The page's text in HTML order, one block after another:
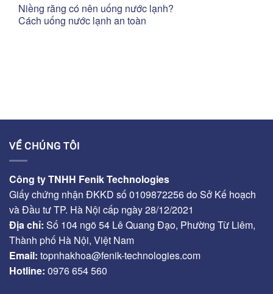
Niềng răng có nên uống nước lạnh?
Cách uống nước lạnh an toàn
VỀ CHÚNG TÔI
Công ty TNHH Fenik Technologies
Giấy chứng nhận ĐKKD số 0109872256 do Sở Kế hoạch
và Đầu tư TP. Hà Nội cấp ngày 28/12/2021
Địa chỉ: Số 104 ngõ 54 Lê Quang Đạo, Phường Từ Liêm,
Thành phố Hà Nội, Việt Nam
Email: topnhakhoa@fenik-technologies.com
Hotline: 0976 654 560